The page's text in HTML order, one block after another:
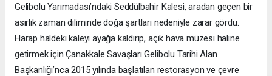
Gelibolu Yarımadası’ndaki Seddülbahir Kalesi, aradan geçen bir
asırlık zaman diliminde doğa şartları nedeniyle zarar gördü.
Harap haldeki kaleyi ayağa kaldırıp, açık hava müzesi haline
getirmek için Çanakkale Savaşları Gelibolu Tarihi Alan
Başkanlığı’nca 2015 yılında başlatılan restorasyon ve çevre